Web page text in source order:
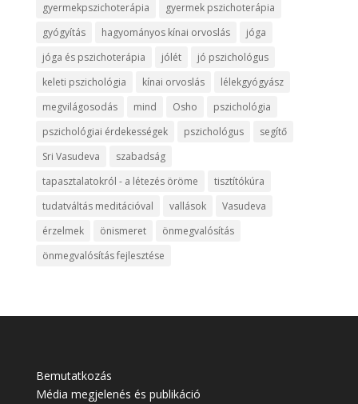
gyermekpszichoterápia
gyermek pszichoterápia
gyógyítás
hagyományos kínai orvoslás
jóga
jóga és pszichoterápia
jólét
jó pszichológus
keleti pszichológia
kínai orvoslás
lélekgyógyász
megvilágosodás
mind Osho
pszichológia
pszichológiai érdekességek
pszichológus
segítő
Sri Vasudeva
szabadság
tapasztalatokról - a létezés öröme
tisztítókúra
tudatváltás meditációval
vallások
Vasudeva
érzelmek
önismeret
önmegvalósítás
önmegvalósítás fejlesztése
Bemutatkozás
Média megjelenés és publikáció